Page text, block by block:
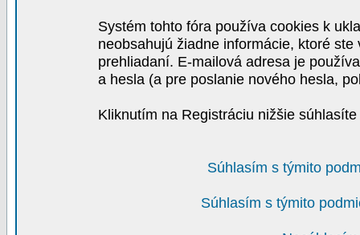
Systém tohto fóra používa cookies k
neobsahujú žiadne informácie, ktoré
prehliadaní. E-mailová adresa je
a hesla (a pre poslanie nového hesla,
Kliknutím na Registráciu nižšie
Súhlasím s týmito
Súhlasím s týmito